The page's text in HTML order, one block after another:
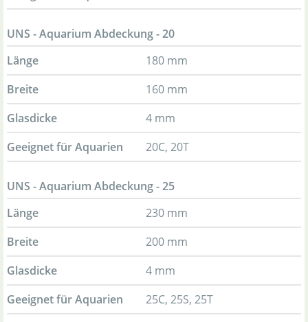
UNS - Aquarium Abdeckung - 20
Länge
180 mm
Breite
160 mm
Glasdicke
4 mm
Geeignet für Aquarien
20C, 20T
UNS - Aquarium Abdeckung - 25
Länge
230 mm
Breite
200 mm
Glasdicke
4 mm
Geeignet für Aquarien
25C, 25S, 25T